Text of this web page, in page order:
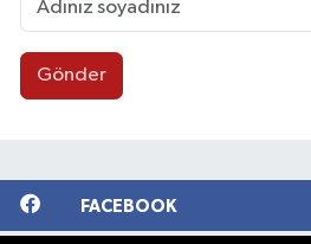
Gönder
FACEBOOK